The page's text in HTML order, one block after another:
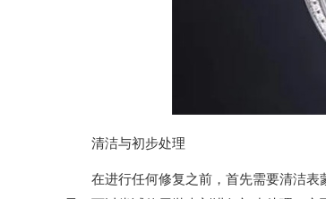
清洁与初步处理
在进行任何修复之前，首先需要清洁表